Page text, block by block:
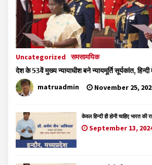
Uncategorized
समसामयिक
देश के 53वें मुख्य न्यायाधीश बने न्यायमूर्ति सूर्यकांत,
matruadmin
November 25,
केवल हिन्दी ही होनी चाहिए भारत की
September 13,